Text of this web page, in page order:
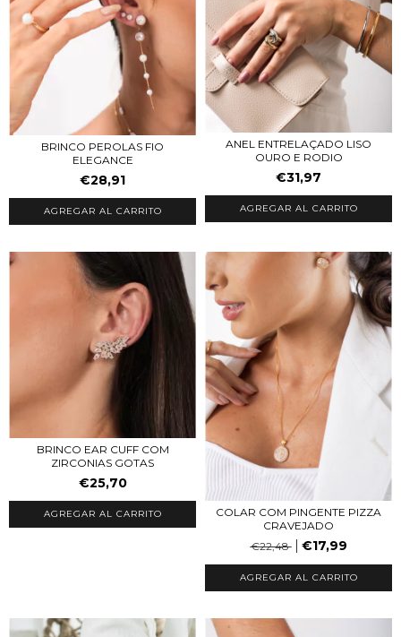
BRINCO PEROLAS FIO
ELEGANCE
€28,91
AGREGAR AL CARRITO
ANEL ENTRELAÇADO LISO
OURO E RODIO
€31,97
AGREGAR AL CARRITO
BRINCO EAR CUFF COM
ZIRCONIAS GOTAS
€25,70
AGREGAR AL CARRITO
COLAR COM PINGENTE PIZZA
CRAVEJADO
€22,48
€17,99
AGREGAR AL CARRITO